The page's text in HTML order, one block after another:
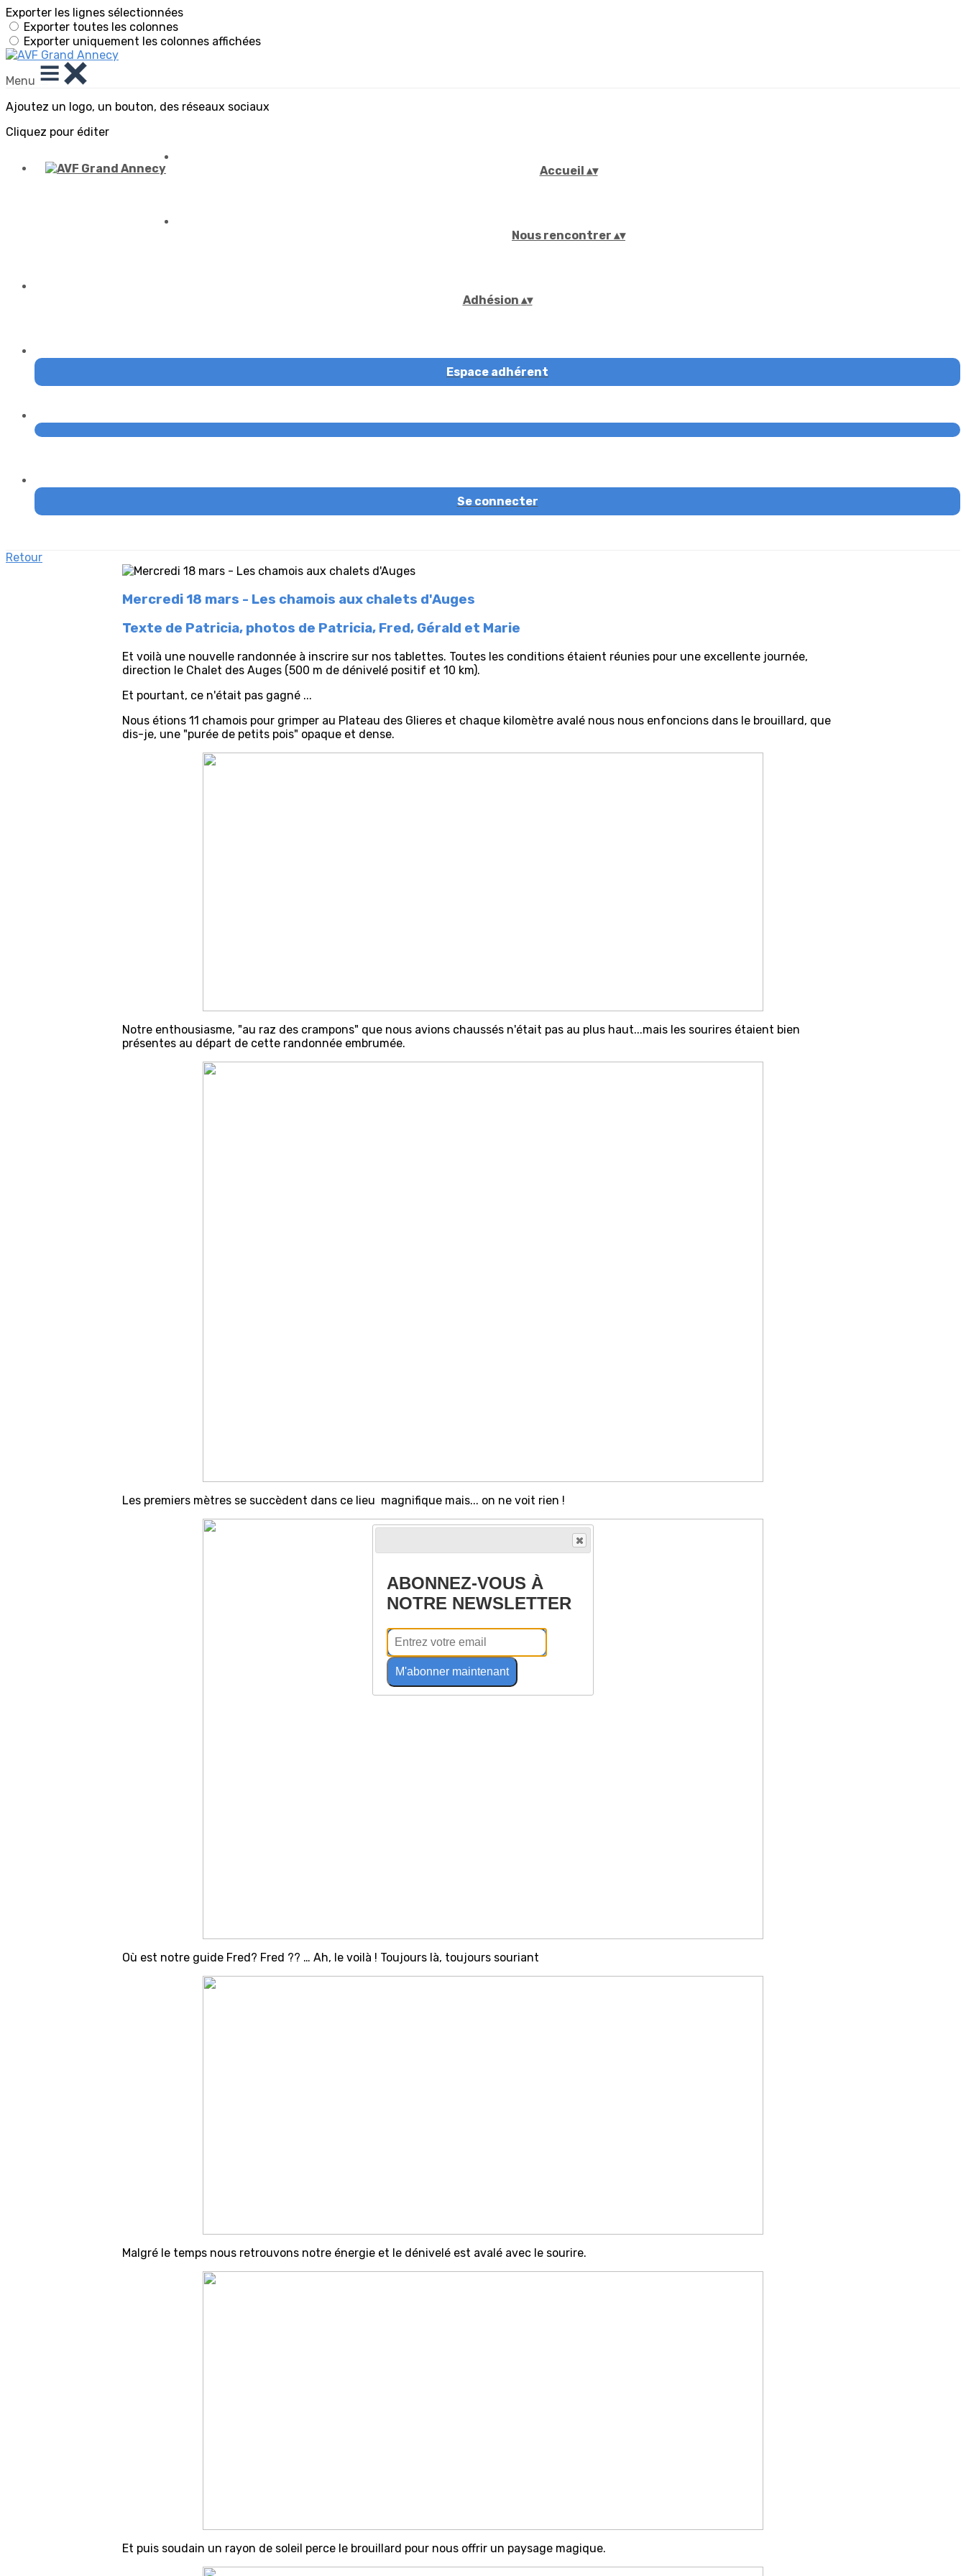
Exporter les lignes sélectionnées
Exporter toutes les colonnes
Exporter uniquement les colonnes affichées
Menu
Ajoutez un logo, un bouton, des réseaux sociaux
Cliquez pour éditer
Accueil ▴▾
Nous rencontrer ▴▾
Adhésion ▴▾
Espace adhérent
Se connecter
Retour
Mercredi 18 mars - Les chamois aux chalets d'Auges
Texte de Patricia, photos de Patricia, Fred, Gérald et Marie
Et voilà une nouvelle randonnée à inscrire sur nos tablettes. Toutes les conditions étaient réunies pour une excellente journée,
direction le Chalet des Auges (500 m de dénivelé positif et 10 km).
Et pourtant, ce n'était pas gagné ...
Nous étions 11 chamois pour grimper au Plateau des Glieres et chaque kilomètre avalé nous nous enfoncions dans le brouillard, que
dis-je, une "purée de petits pois" opaque et dense.
Notre enthousiasme, "au raz des crampons" que nous avions chaussés n'était pas au plus haut...mais les sourires étaient bien
présentes au départ de cette randonnée embrumée.
Les premiers mètres se succèdent dans ce lieu magnifique mais... on ne voit rien !
Où est notre guide Fred? Fred ?? … Ah, le voilà ! Toujours là, toujours souriant
Malgré le temps nous retrouvons notre énergie et le dénivelé est avalé avec le sourire.
Et puis soudain un rayon de soleil perce le brouillard pour nous offrir un paysage magique.
ABONNEZ-VOUS À
NOTRE NEWSLETTER
M'abonner maintenant